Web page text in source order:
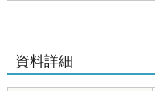
資料詳細